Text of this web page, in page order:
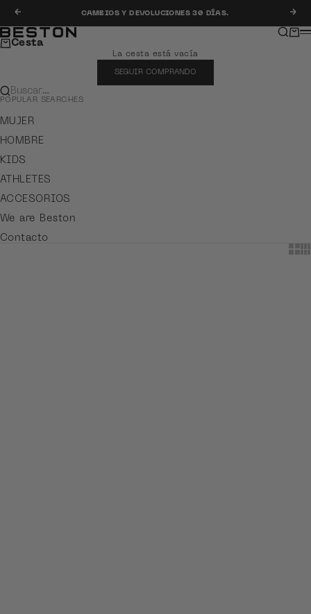
Anterior
CAMBIOS Y DEVOLUCIONES 30 DÍAS.
Beston Buscar
Cesta
La cesta está vacía
SEGUIR COMPRANDO
Buscar…
POPULAR SEARCHES
MUJER
HOMBRE
KIDS
ATHLETES
ACCESORIOS
We are Beston
Contacto